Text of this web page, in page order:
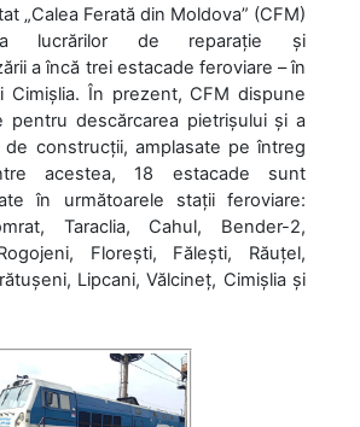
„Calea Ferată din Moldova” (CFM)
lucrărilor de reparație și
a încă trei estacade feroviare – în
Cimișlia. În prezent, CFM dispune
descărcarea pietrișului și a
de construcții, amplasate pe întreg
acestea, 18 estacade sunt
în următoarele stații feroviare:
Taraclia, Cahul, Bender-2,
Florești, Fălești, Răuțel,
Lipcani, Vălcineț, Cimișlia și